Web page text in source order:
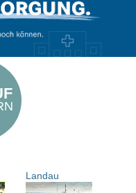
Landau